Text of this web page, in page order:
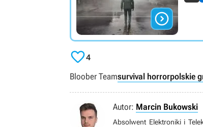

4
Bloober Teamsurvival horrorpolskie
Autor: Marcin Bukowski
Absolwent Elektroniki i